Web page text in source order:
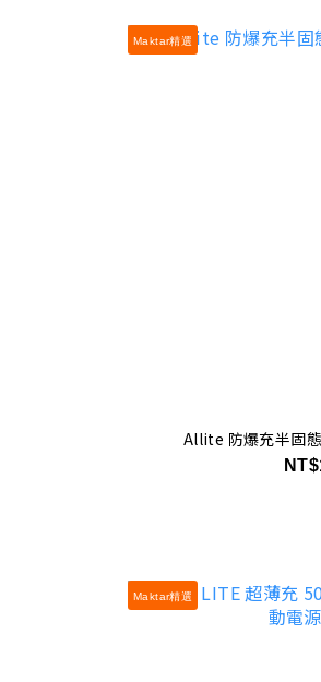
Maktar精選
Allite 防爆充半固
Maktar精選